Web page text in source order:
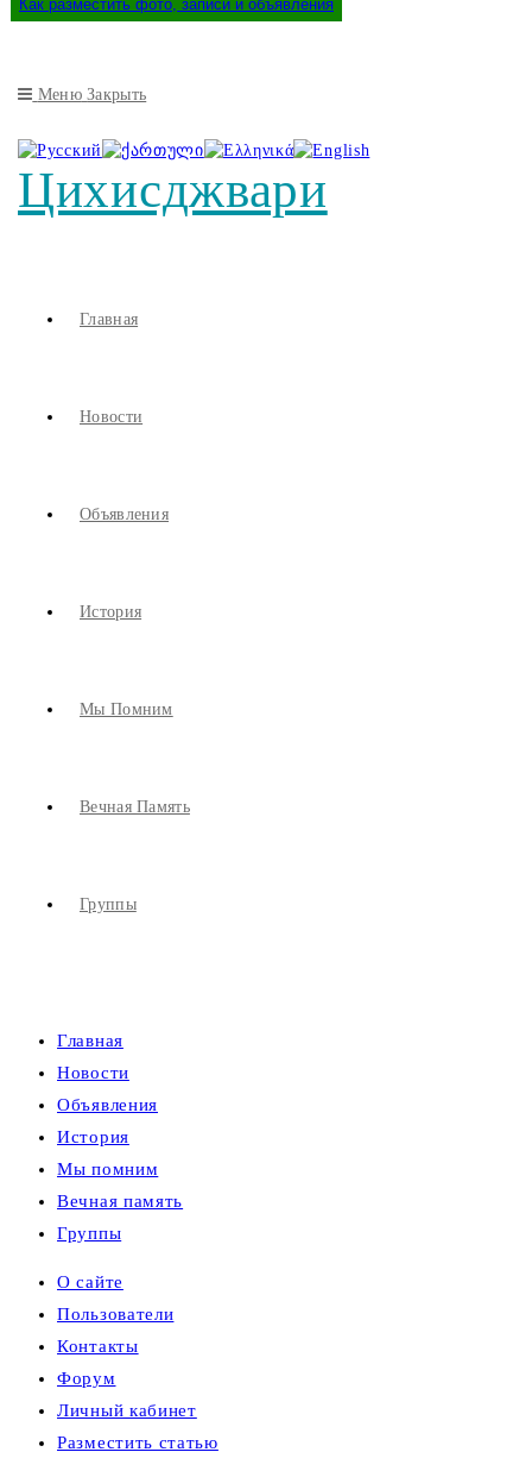
Как разместить фото, записи и объявления
Меню Закрыть
Цихисджвари
Главная
Новости
Объявления
История
Мы Помним
Вечная Память
Группы
Главная
Новости
Объявления
История
Мы помним
Вечная память
Группы
О сайте
Пользователи
Контакты
Форум
Личный кабинет
Разместить статью